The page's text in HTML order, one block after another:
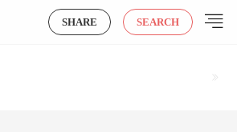
SHARE SEARCH